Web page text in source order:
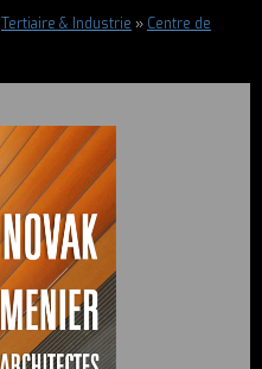
Tertiaire & Industrie » Centre de